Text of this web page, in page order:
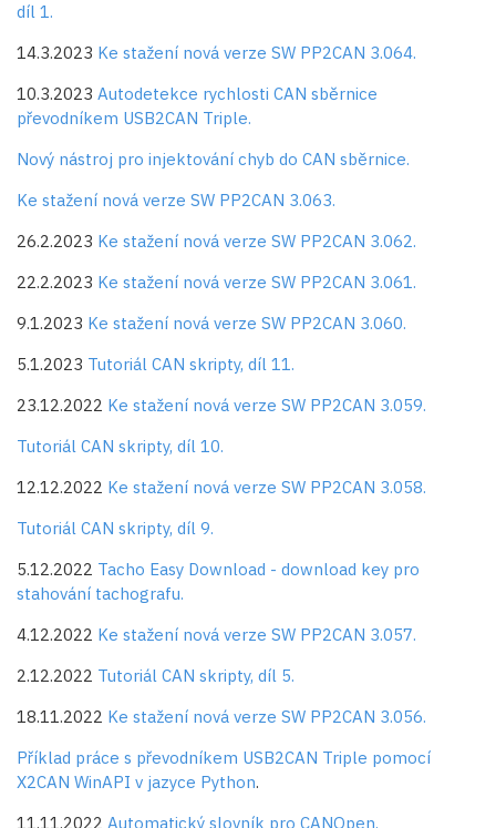
díl 1.
14.3.2023 Ke stažení nová verze SW PP2CAN 3.064.
10.3.2023 Autodetekce rychlosti CAN sběrnice
převodníkem USB2CAN Triple.
Nový nástroj pro injektování chyb do CAN sběrnice.
Ke stažení nová verze SW PP2CAN 3.063.
26.2.2023 Ke stažení nová verze SW PP2CAN 3.062.
22.2.2023 Ke stažení nová verze SW PP2CAN 3.061.
9.1.2023 Ke stažení nová verze SW PP2CAN 3.060.
5.1.2023 Tutoriál CAN skripty, díl 11.
23.12.2022 Ke stažení nová verze SW PP2CAN 3.059.
Tutoriál CAN skripty, díl 10.
12.12.2022 Ke stažení nová verze SW PP2CAN 3.058.
Tutoriál CAN skripty, díl 9.
5.12.2022 Tacho Easy Download - download key pro
stahování tachografu.
4.12.2022 Ke stažení nová verze SW PP2CAN 3.057.
2.12.2022 Tutoriál CAN skripty, díl 5.
18.11.2022 Ke stažení nová verze SW PP2CAN 3.056.
Příklad práce s převodníkem USB2CAN Triple pomocí
X2CAN WinAPI v jazyce Python.
11.11.2022 Automatický slovník pro CANOpen.